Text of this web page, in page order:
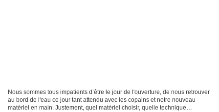
Nous sommes tous impatients d’être le jour de l'ouverture, de nous retrouver
au bord de l'eau ce jour tant attendu avec les copains et notre nouveau
matériel en main. Justement, quel matériel choisir, quelle technique